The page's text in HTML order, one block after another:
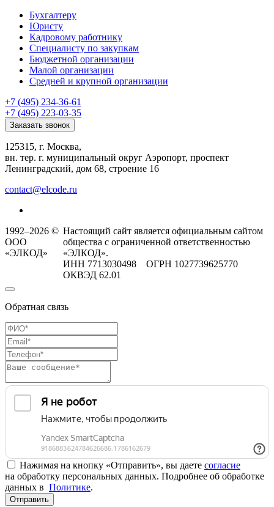
Бухгалтеру
Юристу
Кадровому работнику
Специалисту по закупкам
Бюджетной организации
Малой организации
Средней и крупной организации
+7 (495) 234-36-61
+7 (495) 223-03-35
Заказать звонок
125315, г. Москва,
вн. тер. г. муниципальный округ Аэропорт, проспект
Ленинградский, дом 68, строение 16
contact@elcode.ru
1992–2026 ©
ООО
«ЭЛКОД»
Настоящий сайт является официальным сайтом
общества с ограниченной ответственностью
«ЭЛКОД».
ИНН 7713030498 ОГРН 1027739625770
ОКВЭД 62.01
Обратная связь
Нажимая на кнопку «Отправить», вы даете согласие
на обработку персональных данных. Подробнее об обработке
данных в Политике.
Отправить